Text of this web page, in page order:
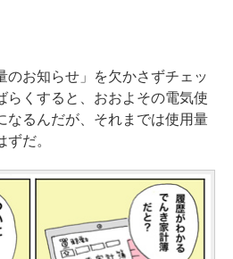
お知らせ」を欠かさずチェッ
らくすると、おおよその電気使
なるんだが、それまでは使用量
だ。